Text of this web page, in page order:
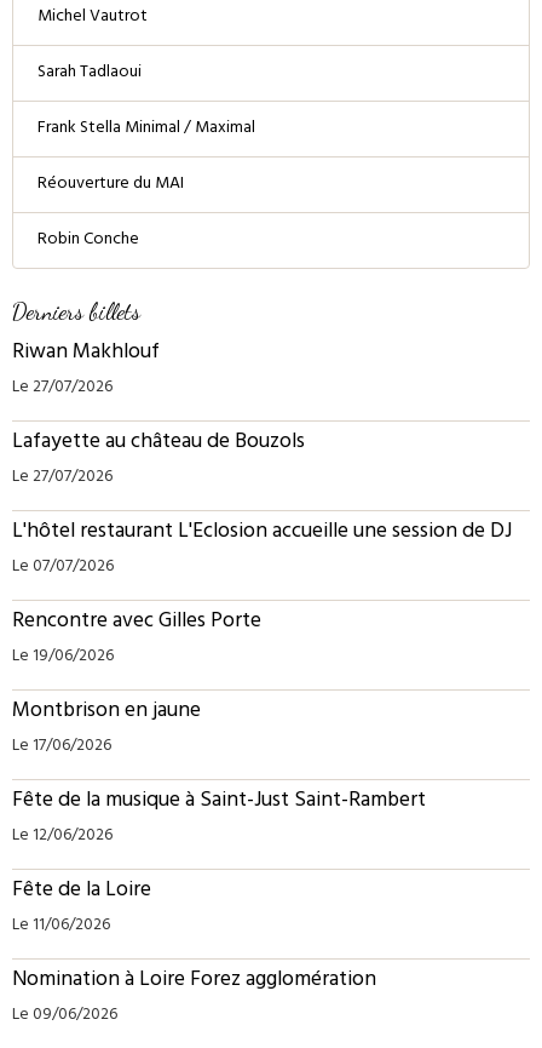
Michel Vautrot
Sarah Tadlaoui
Frank Stella Minimal / Maximal
Réouverture du MAI
Robin Conche
Derniers billets
Riwan Makhlouf
Le 27/07/2026
Lafayette au château de Bouzols
Le 27/07/2026
L'hôtel restaurant L'Eclosion accueille une session de DJ
Le 07/07/2026
Rencontre avec Gilles Porte
Le 19/06/2026
Montbrison en jaune
Le 17/06/2026
Fête de la musique à Saint-Just Saint-Rambert
Le 12/06/2026
Fête de la Loire
Le 11/06/2026
Nomination à Loire Forez agglomération
Le 09/06/2026